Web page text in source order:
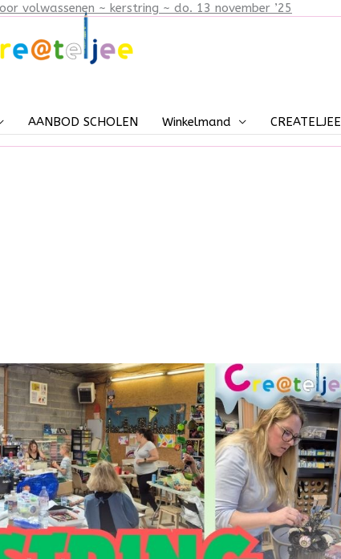
AANBOD SCHOLEN Winkelmand CREATELJEE
volwassenen ~ kerstring ~ do. 13 november ’25